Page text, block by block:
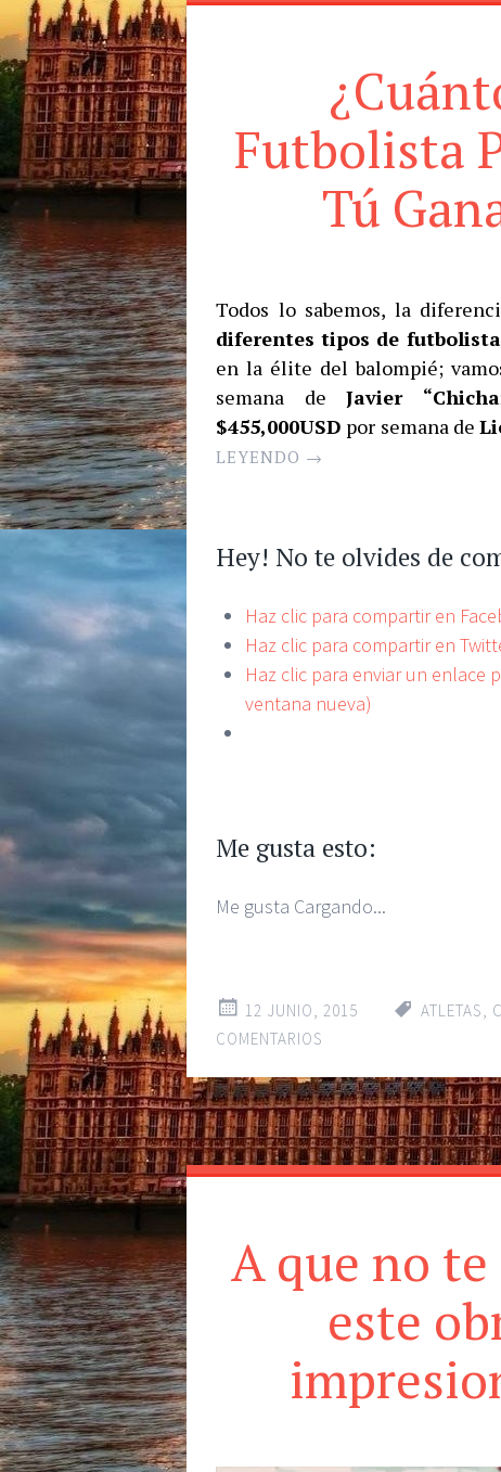
Futbolista
Tú
Todos lo sabemos, la
diferentes tipos de
en la élite del balompié;
semana deJavier
$455,000USD por semana de
LEYENDO →
Hey! No te olvides de
Haz clic para compartir en
Haz clic para compartir en
Haz clic para enviar un enlace
ventana nueva)
Me gusta esto:
Me gusta Cargando...
12 JUNIO, 2015 ATLETAS,
COMENTARIOS
A que no
este